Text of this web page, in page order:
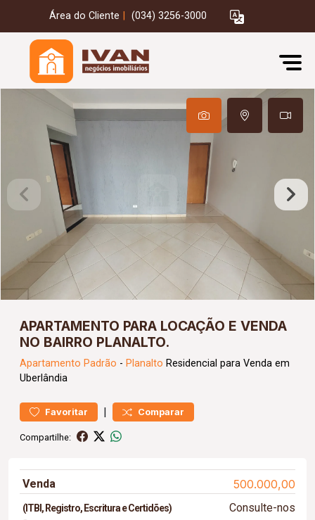
Área do Cliente (034) 3256-3000
APARTAMENTO PARA LOCAÇÃO E VENDA
NO BAIRRO PLANALTO.
Apartamento Padrão - Planalto Residencial para Venda em
Uberlândia
Favoritar | Comparar
Compartilhe:
Venda 500.000,00
(ITBI, Registro, Escritura e Certidões) Consulte-nos